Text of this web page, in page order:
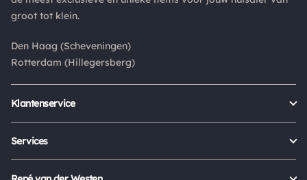
groot tot klein.
Den Haag (Scheveningen)
Rotterdam (Hillegersberg)
Klantenservice
Retour aanmelden
Services